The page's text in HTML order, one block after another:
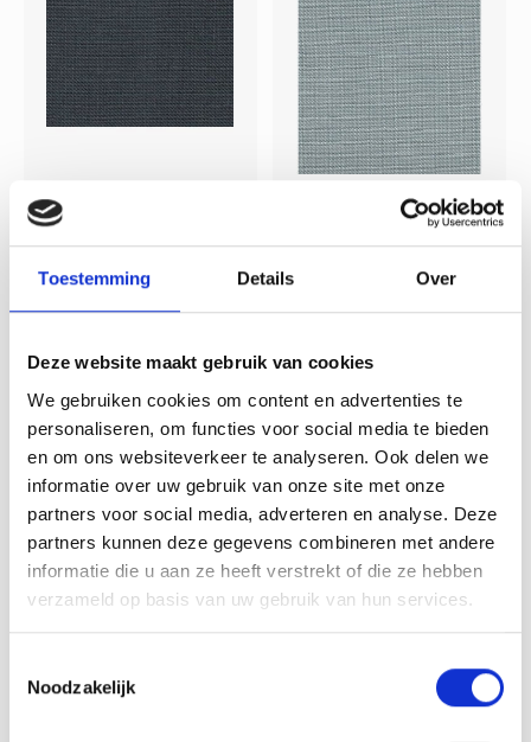
Toestemming Details Over
Deze website maakt gebruik van cookies
We gebruiken cookies om content en advertenties te
personaliseren, om functies voor social media te bieden
en om ons websiteverkeer te analyseren. Ook delen we
informatie over uw gebruik van onze site met onze
partners voor social media, adverteren en analyse. Deze
partners kunnen deze gegevens combineren met andere
informatie die u aan ze heeft verstrekt of die ze hebben
verzameld op basis van uw gebruik van hun services.
Noodzakelijk
Zweigart Linnen
Borduurstof Belfast
Antracite 7026 | 32
Count (12,6/cm) |
linnen -Kleur: antraciet -
Draden: 12,6 draden per
centimeter
Deliverytime
€14,95
Zweigart
Zweigart Linnen
Borduurstof Belfast
Smokey Pearl 778 |
32 Count (12,6/cm) |
linnen - Kleur: grijs/blauwe kleur
Draden: 12,6 draden per
centimeter
Deliverytime
€23,65